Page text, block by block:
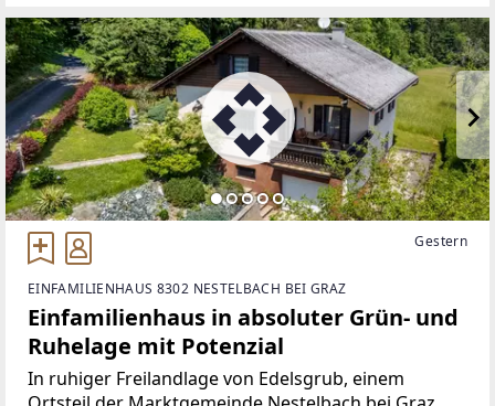
Gestern
EINFAMILIENHAUS 8302 NESTELBACH BEI GRAZ
Einfamilienhaus in absoluter Grün- und
Ruhelage mit Potenzial
In ruhiger Freilandlage von Edelsgrub, einem